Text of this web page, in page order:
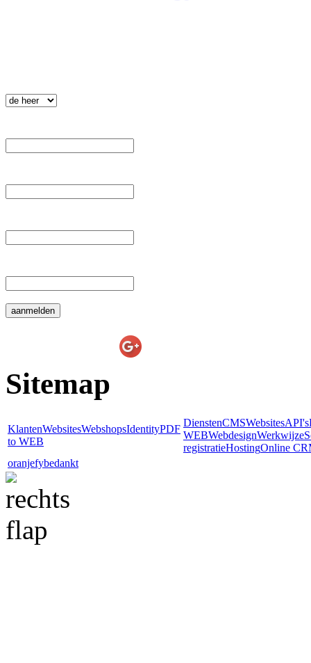
Sitemap
KlantenWebsitesWebshopsIdentityPDF
to WEB
DienstenCMSWebsitesAPI's
WEBWebdesignWerkwijze
registratieHostingOnline
oranjefybedankt